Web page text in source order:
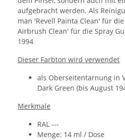
aufgebracht werden. Als
man 'Revell Painta Clean' für
Airbrush Clean' für die Spray
1994
Dieser Farbton wird verwendet
als Oberseitentarnung in
Dark Green (bis August
Merkmale
RAL ---
Menge: 14 ml / Dose